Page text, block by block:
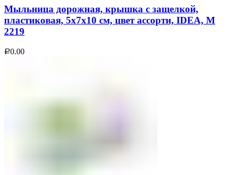
Мыльница дорожная, крышка с защелкой,
пластиковая, 5х7х10 см, цвет ассорти, IDEA, М
2219
Р0.00